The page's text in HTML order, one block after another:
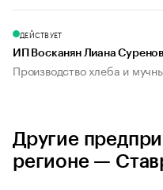
ДЕЙСТВУЕТ
ИП Восканян Лиана
Производство хлеба и
Другие
регионе —